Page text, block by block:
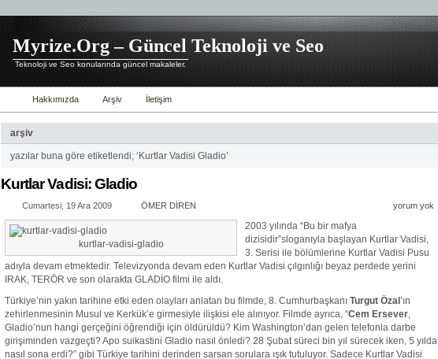
Myrize.Org – Güncel Teknoloji ve Seo
Teknoloji ve Seo konularında güncel makaleler.
Hakkımızda Arşiv İletişim
arşiv
yazılar buna göre etiketlendi; ‘Kurtlar Vadisi Gladio’
Kurtlar Vadisi: Gladio
Cumartesi, 19 Ara 2009 ÖMER DİREN yorum yok
kurtlar-vadisi-gladio
2003 yılında “Bu bir mafya
dizisidir”sloganıyla başlayan Kurtlar Vadisi,
3. Serisi ile bölümlerine Kurtlar Vadisi Pusu
adıyla devam etmektedir. Televizyonda devam eden Kurtlar Vadisi çılgınlığı beyaz perdede yerini
IRAK, TERÖR ve son olarakta GLADİO filmi ile aldı.
Türkiye’nin yakın tarihine etki eden olayları anlatan bu filmde, 8. Cumhurbaşkanı Turgut Özal ’ın
zehirlenmesinin Musul ve Kerkük’e girmesiyle ilişkisi ele alınıyor. Filmde ayrıca, “Cem Ersever,
Gladio’nun hangi gerçeğini öğrendiği için öldürüldü? Kim Washington’dan gelen telefonla darbe
girişiminden vazgeçti? Apo suikastini Gladio nasıl önledi? 28 Şubat süreci bin yıl sürecek iken, 5 yılda
nasıl sona erdi?” gibi Türkiye tarihini derinden sarsan sorulara ışık tutuluyor. Sadece Kurtlar Vadisi